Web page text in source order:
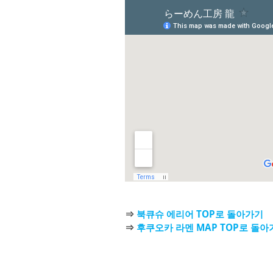
⇒ 북큐슈 에리어 TOP로 돌아가기
⇒ 후쿠오카 라멘 MAP TOP로 돌아